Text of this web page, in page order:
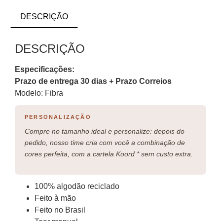
DESCRIÇÃO
DESCRIÇÃO
Especificações:
Prazo de entrega 30 dias + Prazo Correios
Modelo: Fibra
PERSONALIZAÇÃO
Compre no tamanho ideal e personalize: depois do
pedido, nosso time cria com você a combinação de
cores perfeita, com a cartela Koord * sem custo extra.
100% algodão reciclado
Feito à mão
Feito no Brasil